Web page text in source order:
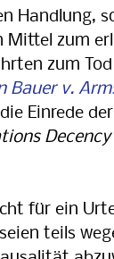
Handlung,
Mittel zum
zum
Bauer v.
Einrede der
für ein
teils